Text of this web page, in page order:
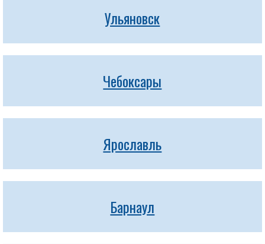
Ульяновск
Чебоксары
Ярославль
Барнаул